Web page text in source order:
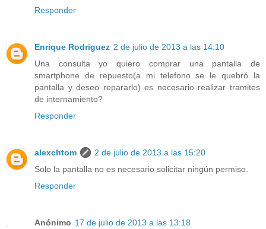
Responder
Enrique Rodriguez 2 de julio de 2013 a las 14:10
Una consulta yo quiero comprar una pantalla de
smartphone de repuesto(a mi telefono se le quebró la
pantalla y deseo repararlo) es necesario realizar tramites
de internamiento?
Responder
alexchtom
2 de julio de 2013 a las 15:20
Solo la pantalla no es necesario solicitar ningún permiso.
Responder
Anónimo 17 de julio de 2013 a las 13:18